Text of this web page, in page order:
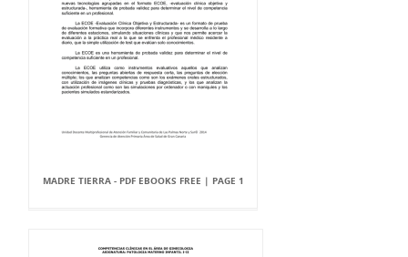
MADRE TIERRA - PDF EBOOKS FREE | PAGE 1